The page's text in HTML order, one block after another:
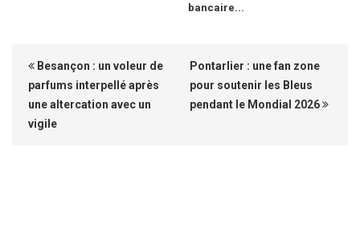
bancaire...
Besançon : un voleur de
parfums interpellé après
une altercation avec un
vigile
Pontarlier : une fan zone
pour soutenir les Bleus
pendant le Mondial 2026